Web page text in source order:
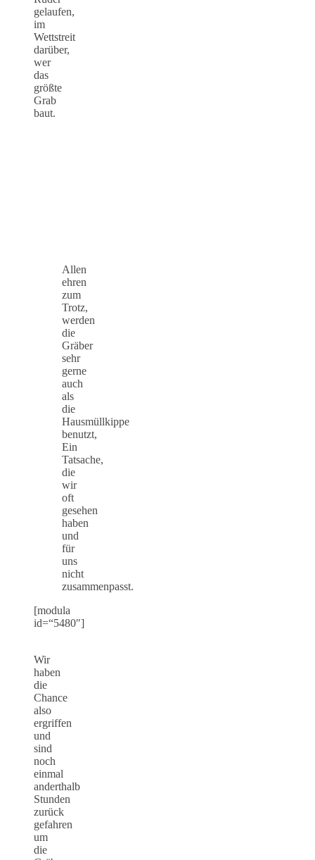
gelaufen,
im
Wettstreit
darüber,
wer
das
größte
Grab
baut.
Allen
ehren
zum
Trotz,
werden
die
Gräber
sehr
gerne
auch
als
die
Hausmüllkippe
benutzt,
Ein
Tatsache,
die
wir
oft
gesehen
haben
und
für
uns
nicht
zusammenpasst.
[modula
id=“5480″]
Wir
haben
die
Chance
also
ergriffen
und
sind
noch
einmal
anderthalb
Stunden
zurück
gefahren
um
die